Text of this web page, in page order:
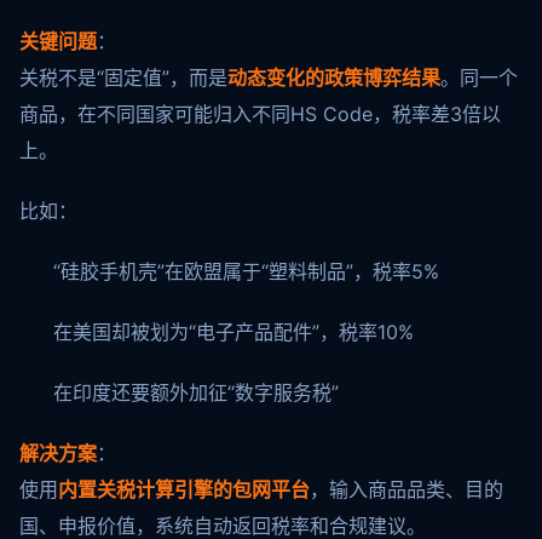
关键问题：
关税不是“固定值”，而是动态变化的政策博弈结果。同一个
商品，在不同国家可能归入不同HS Code，税率差3倍以
上。
比如：
“硅胶手机壳”在欧盟属于“塑料制品”，税率5%
在美国却被划为“电子产品配件”，税率10%
在印度还要额外加征“数字服务税”
解决方案：
使用 内置关税计算引擎的包网平台，输入商品品类、目的
国、申报价值，系统自动返回税率和合规建议。